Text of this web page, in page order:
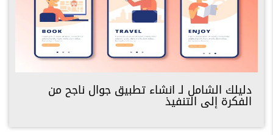
دليلك الشامل لـ انشاء تطبيق جوال ناجح من
الفكرة إلى التنفيذ